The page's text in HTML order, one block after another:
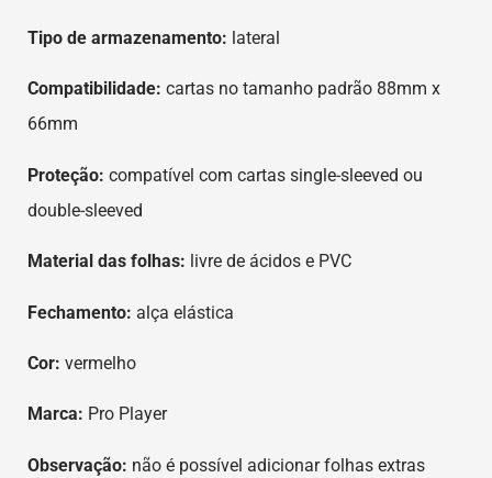
Tipo de armazenamento: lateral
Compatibilidade: cartas no tamanho padrão 88mm x
66mm
Proteção: compatível com cartas single-sleeved ou
double-sleeved
Material das folhas: livre de ácidos e PVC
Fechamento: alça elástica
Cor: vermelho
Marca: Pro Player
Observação: não é possível adicionar folhas extras